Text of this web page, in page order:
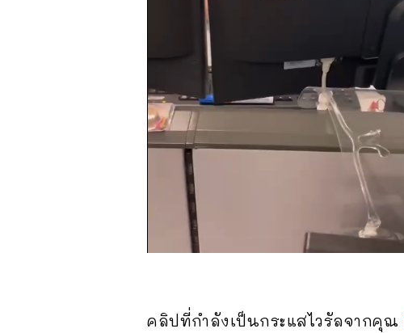
คลิปที่กำลังเป็นกระแสไวรัลจากคุณ